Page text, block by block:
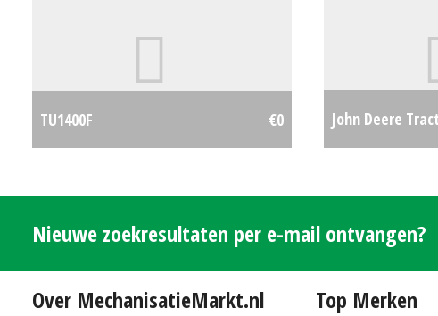
TU1400F €0
John Deere
Nieuwe zoekresultaten per e-mail ontvangen?
Over MechanisatieMarkt.nl Top Merken